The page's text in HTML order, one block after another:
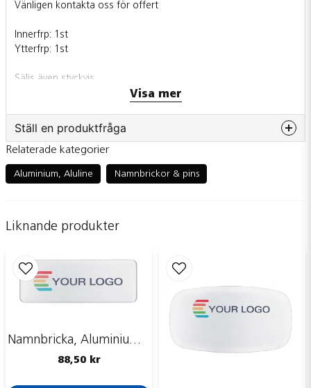
Vänligen kontakta oss för offert
Innerfrp: 1st
Ytterfrp: 1st
Säljs även styckvis
Visa mer
Ställ en produktfråga
Fråga oss något om denna produkten...
name
email
Mejladress
Ja, ni får publicera min fråga
Relaterade kategorier
Aluminium, Aluline Namnbrickor & pins
Liknande produkter
Namnbricka, Aluminium, Aluline, rektangulär, silver/grå 69x25 mm
88,50 kr